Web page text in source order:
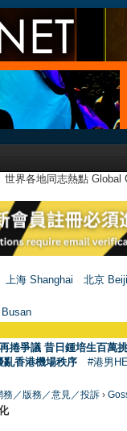
世界各地同志熱點
上海 Shanghai
北京
捲爭議 昔日鍾培生百萬
亂香港機場秩序 #港男
／版務／意見／投訴 ›